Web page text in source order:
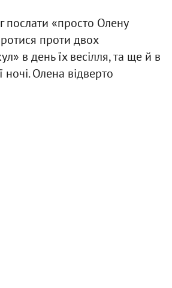
послати «просто Олену
проти двох
в день їх весілля, та ще й в
Олена відверто